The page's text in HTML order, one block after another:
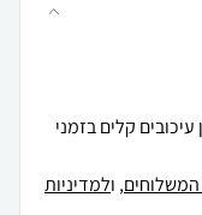
קלים בזמני
המשלוחים, ולמדיניות